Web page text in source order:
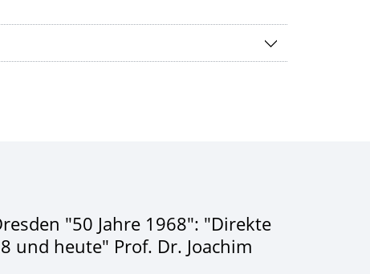
"50 Jahre 1968": "Direkte
und heute" Prof. Dr. Joachim